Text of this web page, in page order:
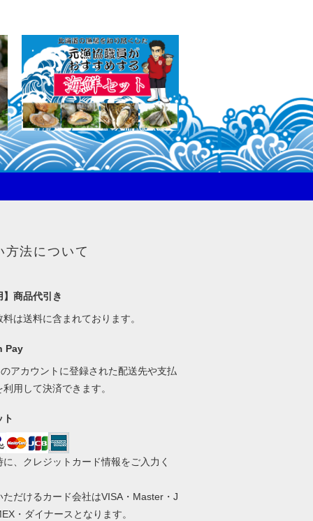
方法について
】商品代引き
料は送料に含まれております。
Pay
アカウントに登録された配送先や支払
利用して決済できます。
ト
に、クレジットカード情報をご入力く
ただけるカード会社はVISA・Master・J
・ダイナースとなります。